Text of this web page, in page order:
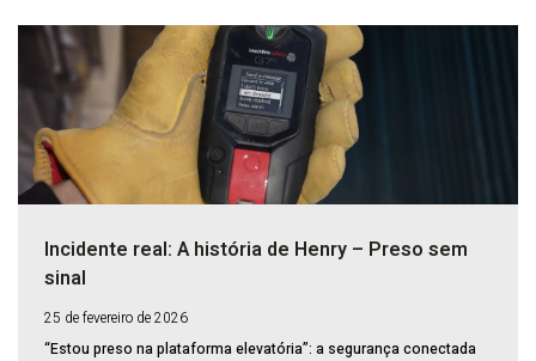
Incidente real: A história de Henry – Preso sem
sinal
25 de fevereiro de 2026
“Estou preso na plataforma elevatória”: a segurança conectada